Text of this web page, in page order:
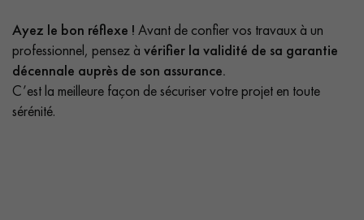
Ayez le bon réflexe ! Avant de confier vos travaux à un
professionnel, pensez à vérifier la validité de sa garantie
décennale auprès de son assurance.
C’est la meilleure façon de sécuriser votre projet en toute
sérénité.